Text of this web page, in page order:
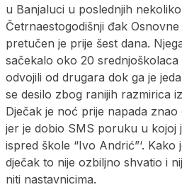
u Banjaluci u poslednjih
Četrnaestogodišnji đak
pretučen je prije šest dana.
sačekalo oko 20
odvojili od drugara dok ga je
se desilo zbog ranijih razmirica
Dječak je noć prije napada
jer je dobio SMS poruku u kojoj
ispred škole “Ivo Andrić”‘.
dječak to nije ozbiljno shvatio i
niti nastavnicima.